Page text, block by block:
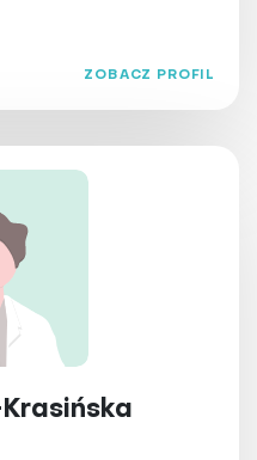
ZOBACZ PROFIL